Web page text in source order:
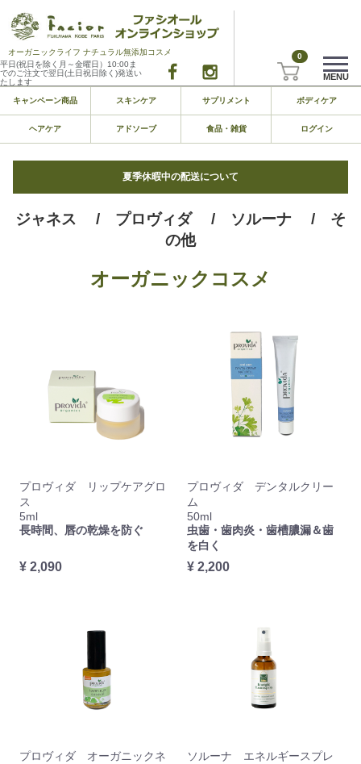
オーガニックライフ ナチュラル無添加コスメ
平日(祝日を除く月～金曜日）10:00ま
でのご注文で翌日(土日祝日除く)発送い
たします
0
MENU
キャンペーン商品 スキンケア サプリメント ボディケア
ヘアケア アドソーブ 食品・雑貨 ログイン
夏季休暇中の配送について
ジャネス / プロヴィダ / ソルーナ
/ そ
の他
オーガニックコスメ
プロヴィダ リップケアグロ
ス
5ml
長時間、唇の乾燥を防ぐ
¥ 2,090
プロヴィダ デンタルクリー
ム
50ml
虫歯・歯肉炎・歯槽膿漏＆歯
を白く
¥ 2,200
プロヴィダ オーガニックネ
ソルーナ エネルギースプレ